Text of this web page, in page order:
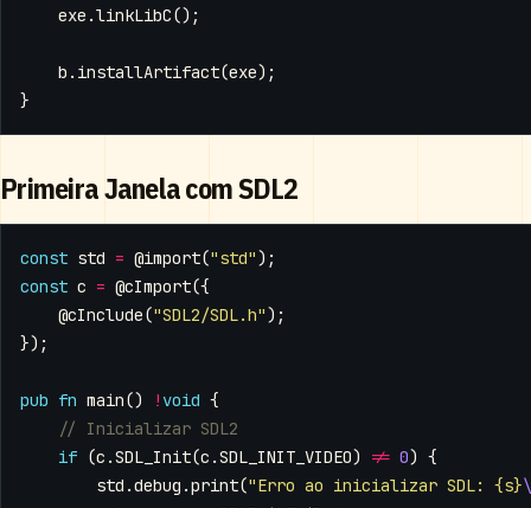
exe .linkLibC();
b . installArtifact(exe);
}
Primeira Janela com SDL2
const std = @import("std" );
const c = @cImport({
@cInclude("SDL2/SDL.h" );
});
pub fn main() ! void {
if (c .SDL_Init(c .SDL_INIT_VIDEO) != 0) {
std .debug .print("Erro ao inicializar SDL: {s}